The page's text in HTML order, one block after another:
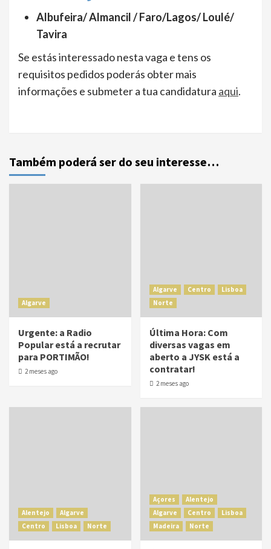
Albufeira/ Almancil / Faro/Lagos/ Loulé/
Tavira
Se estás interessado nesta vaga e tens os
requisitos pedidos poderás obter mais
informações e submeter a tua candidatura aqui.
Também poderá ser do seu interesse…
Algarve
Urgente: a Radio
Popular está a recrutar
para PORTIMÃO!
2 meses ago
Algarve Centro
Lisboa
Norte
Última Hora: Com
diversas vagas em
aberto a JYSK está a
contratar!
2 meses ago
Alentejo
Algarve
Centro
Lisboa Norte
Açores
Alentejo
Algarve
Centro
Lisboa
Madeira
Norte